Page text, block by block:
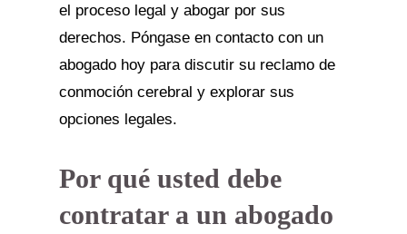
el proceso legal y abogar por sus
derechos. Póngase en contacto con un
abogado hoy para discutir su reclamo de
conmoción cerebral y explorar sus
opciones legales.
Por qué usted debe
contratar a un abogado